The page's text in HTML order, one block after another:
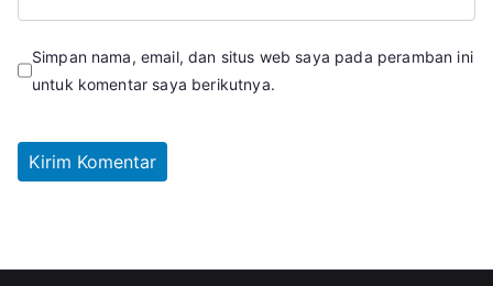
Simpan nama, email, dan situs web saya pada peramban ini
untuk komentar saya berikutnya.